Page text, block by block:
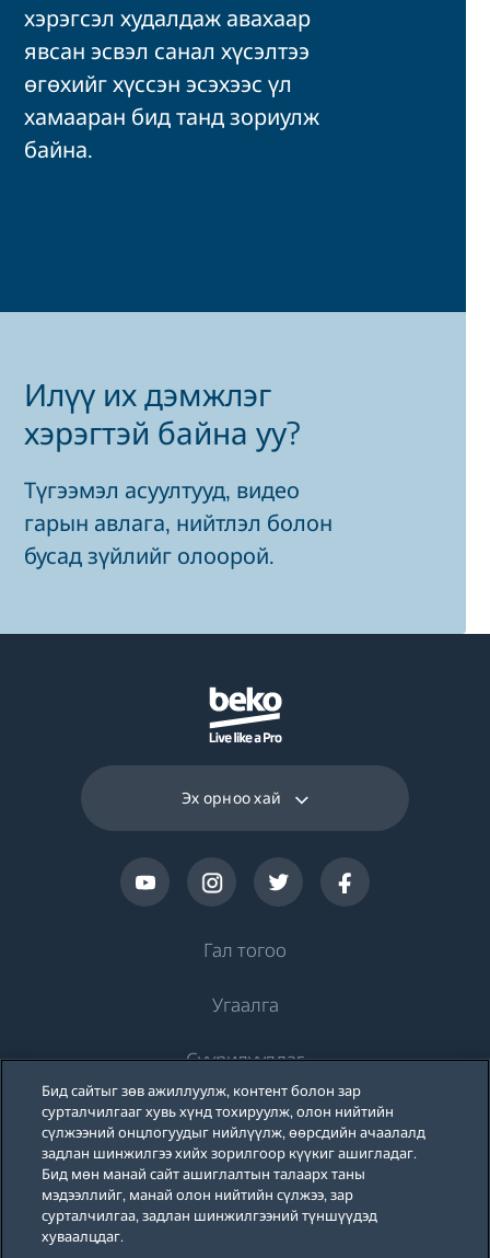
хэрэгсэл худалдаж авахаар
явсан эсвэл санал хүсэлтээ
өгөхийг хүссэн эсэхээс үл
хамааран бид танд зориулж
байна.
Илүү их дэмжлэг
хэрэгтэй байна уу?
Түгээмэл асуултууд, видео
гарын авлага, нийтлэл болон
бусад зүйлийг олоорой.
Эх орноо хай
Гал тогоо
Хөлдөөгч
Хөргөгч хөлдөөгч
Тавилганд суурилуулдаг хөргөгч
Угаалга
Угаалгын машин
Тавилганд суурилуулдаг угаалгын машин
Угаалгын машин, хатаагчтай
Суурилуулдаг
Хөргөлт
Тавилганд суурилуулдаг хөргөгч
Тавилганд суурилуулдаг хөлдөөгч
Beko-ийн тухай
Бидний тухай
Дэмжлэг
Блог
Бид сайтыг зөв ажиллуулж, контент болон зар
сурталчилгааг хувь хүнд тохируулж, олон нийтийн
сүлжээний онцлогуудыг нийлүүлж, өөрсдийн ачаалалд
задлан шинжилгээ хийх зорилгоор күүкиг ашигладаг.
Бид мөн манай сайт ашиглалтын талаарх таны
мэдээллийг, манай олон нийтийн сүлжээ, зар
сурталчилгаа, задлан шинжилгээний түншүүдэд
хуваалцдаг.